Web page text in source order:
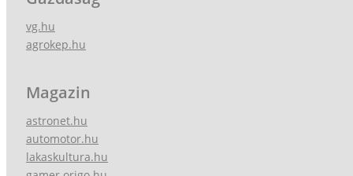
vg.hu
agrokep.hu
Magazin
astronet.hu
automotor.hu
lakaskultura.hu